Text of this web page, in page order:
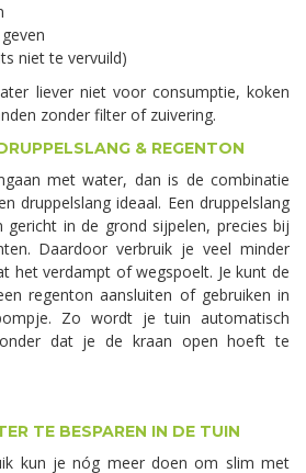
niet te vervuild)
liever niet voor consumptie, koken
zonder filter of zuivering.
& REGENTON
met water, dan is de combinatie
druppelslang ideaal. Een druppelslang
in de grond sijpelen, precies bij
Daardoor verbruik je veel minder
het verdampt of wegspoelt. Je kunt de
regenton aansluiten of gebruiken in
Zo wordt je tuin automatisch
dat je de kraan open hoeft te
TE BESPAREN IN DE TUIN
kun je nóg meer doen om slim met